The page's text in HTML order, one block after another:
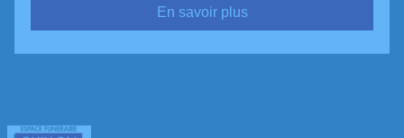
En savoir plus